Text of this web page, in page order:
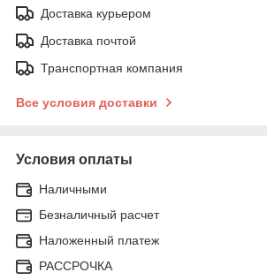
Доставка курьером
Доставка почтой
Транспортная компания
Все условия доставки
Условия оплаты
Наличными
Безналичный расчет
Наложенный платеж
РАССРОЧКА